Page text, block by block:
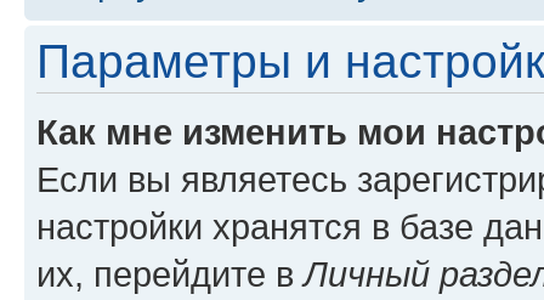
Параметры и
Как мне изменить мои
Если вы являетесь
настройки хранятся в базе
их, перейдите вЛичный